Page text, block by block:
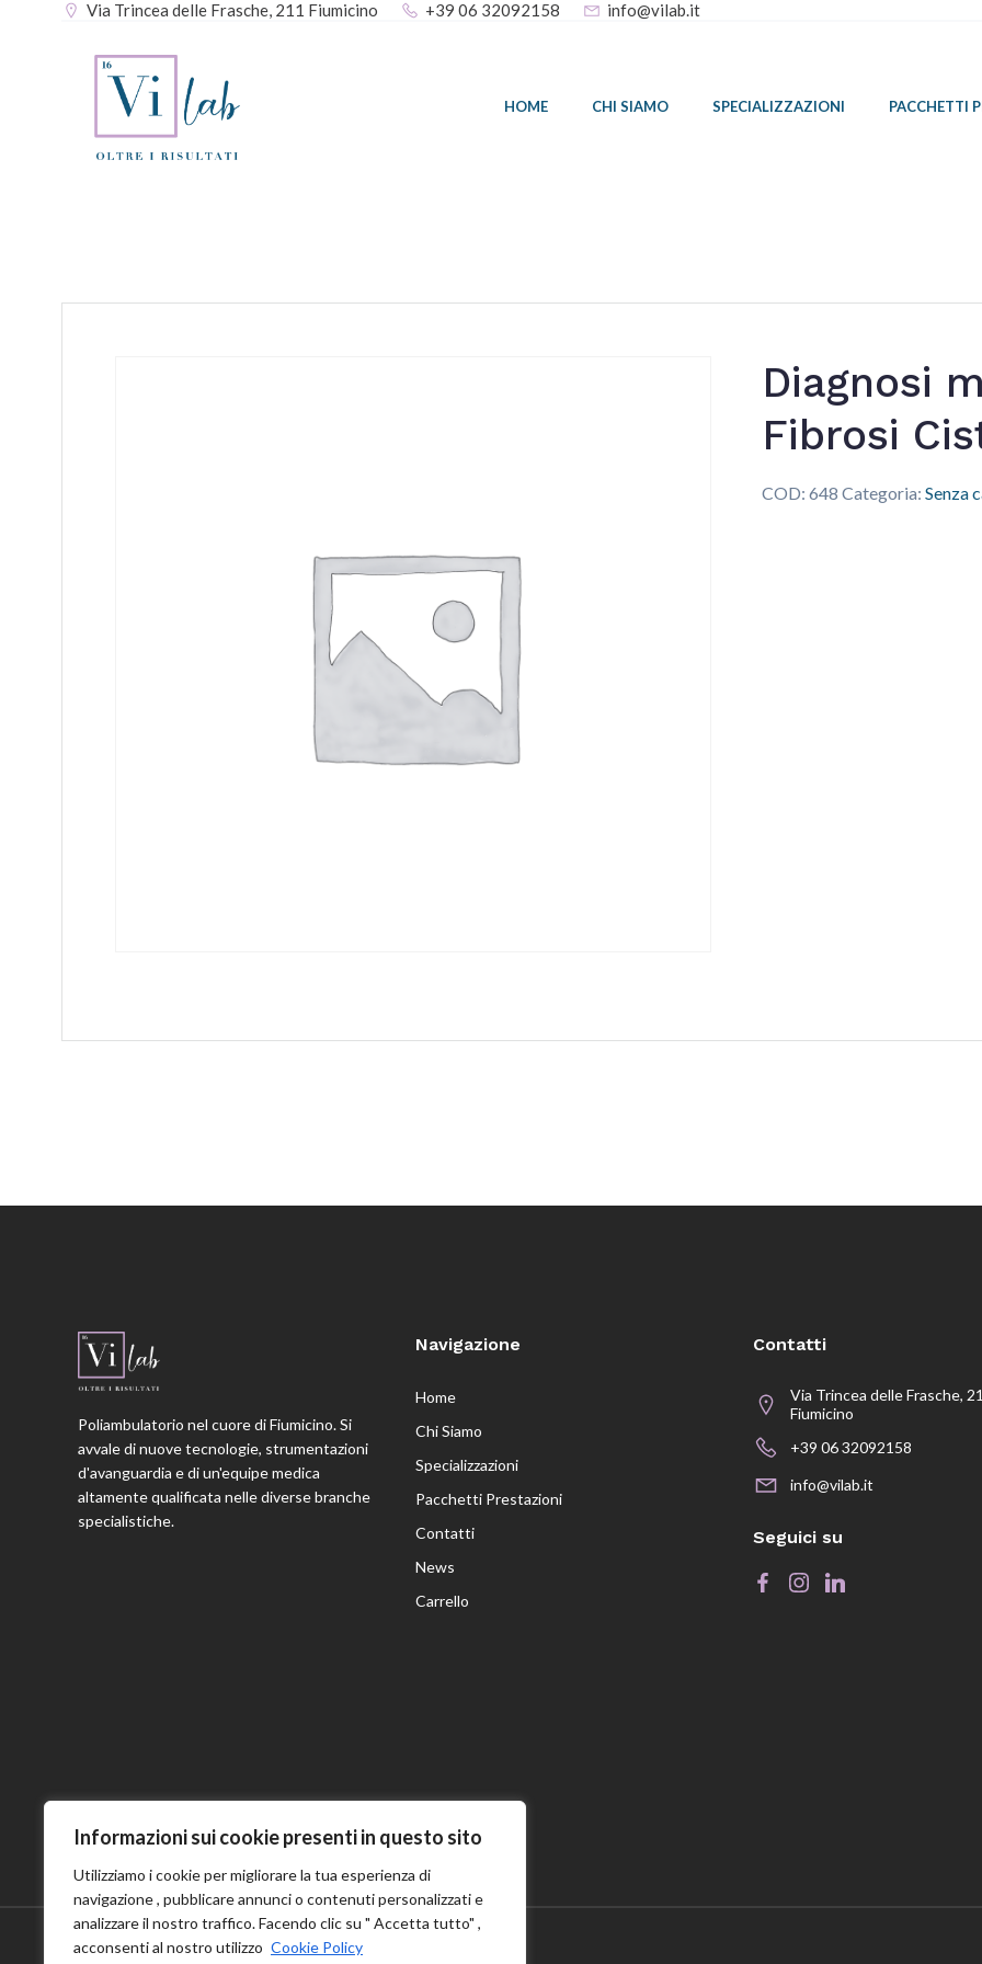
Informazioni sui cookie presenti in questo sito
Utilizziamo i cookie per migliorare la tua esperienza di
navigazione , pubblicare annunci o contenuti personalizzati e
analizzare il nostro traffico. Facendo clic su " Accetta tutto" ,
acconsenti al nostro utilizzo Cookie Policy
Via Trincea delle Frasche, 211 Fiumicino +39 06 32092158 info@vilab.it
HOME CHI SIAMO SPECIALIZZAZIONI PACCHETTI
Diagnosi
Fibrosi
COD: 648 Categoria: Senza
Poliambulatorio nel cuore di Fiumicino. Si
avvale di nuove tecnologie, strumentazioni
d'avanguardia e di un'equipe medica
altamente qualificata nelle diverse branche
specialistiche.
Navigazione
Home
Chi Siamo
Specializzazioni
Pacchetti Prestazioni
Contatti
News
Carrello
Contatti
Via Trincea delle Frasche,
Fiumicino
+39 06 32092158
info@vilab.it
Seguici su